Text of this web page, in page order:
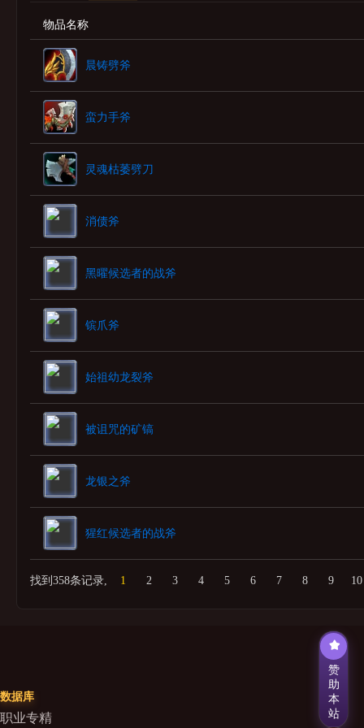
物品名称
晨铸劈斧
蛮力手斧
灵魂枯萎劈刀
消债斧
黑曜候选者的战斧
镔爪斧
始祖幼龙裂斧
被诅咒的矿镐
龙银之斧
猩红候选者的战斧
找到358条记录, 1 2 3 4 5 6 7 8 9 10
数据库
职业专精
赞
助
本
站